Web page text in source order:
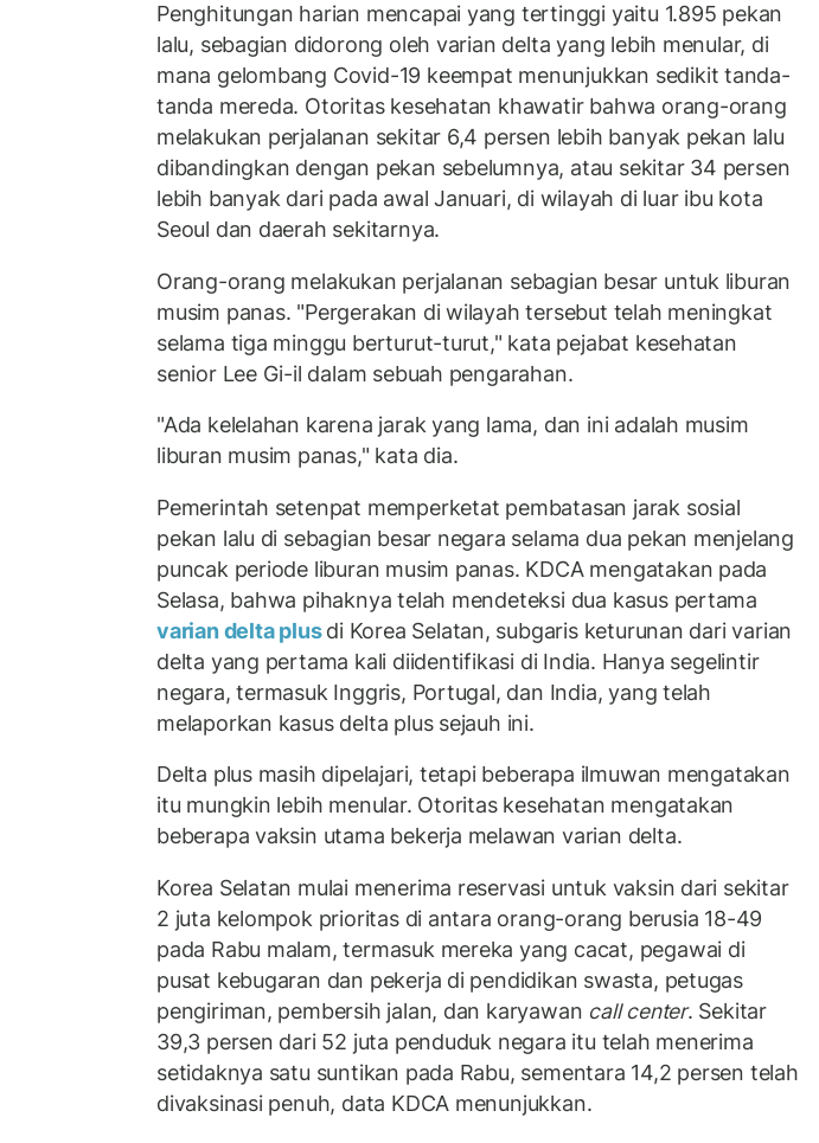
Penghitungan harian mencapai yang tertinggi yaitu 1.895 pekan
lalu, sebagian didorong oleh varian delta yang lebih menular, di
mana gelombang Covid-19 keempat menunjukkan sedikit tanda-
tanda mereda. Otoritas kesehatan khawatir bahwa orang-orang
melakukan perjalanan sekitar 6,4 persen lebih banyak pekan lalu
dibandingkan dengan pekan sebelumnya, atau sekitar 34 persen
lebih banyak dari pada awal Januari, di wilayah di luar ibu kota
Seoul dan daerah sekitarnya.
Orang-orang melakukan perjalanan sebagian besar untuk liburan
musim panas. "Pergerakan di wilayah tersebut telah meningkat
selama tiga minggu berturut-turut," kata pejabat kesehatan
senior Lee Gi-il dalam sebuah pengarahan.
"Ada kelelahan karena jarak yang lama, dan ini adalah musim
liburan musim panas," kata dia.
Pemerintah setenpat memperketat pembatasan jarak sosial
pekan lalu di sebagian besar negara selama dua pekan menjelang
puncak periode liburan musim panas. KDCA mengatakan pada
Selasa, bahwa pihaknya telah mendeteksi dua kasus pertama
varian delta plusdi Korea Selatan, subgaris keturunan dari varian
delta yang pertama kali diidentifikasi di India. Hanya segelintir
negara, termasuk Inggris, Portugal, dan India, yang telah
melaporkan kasus delta plus sejauh ini.
Delta plus masih dipelajari, tetapi beberapa ilmuwan mengatakan
itu mungkin lebih menular. Otoritas kesehatan mengatakan
beberapa vaksin utama bekerja melawan varian delta.
Korea Selatan mulai menerima reservasi untuk vaksin dari sekitar
2 juta kelompok prioritas di antara orang-orang berusia 18-49
pada Rabu malam, termasuk mereka yang cacat, pegawai di
pusat kebugaran dan pekerja di pendidikan swasta, petugas
pengiriman, pembersih jalan, dan karyawan call center. Sekitar
39,3 persen dari 52 juta penduduk negara itu telah menerima
setidaknya satu suntikan pada Rabu, sementara 14,2 persen telah
divaksinasi penuh, data KDCA menunjukkan.